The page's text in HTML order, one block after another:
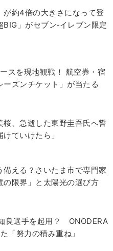
が約4倍の大きさになって登
」がセブン‐イレブン限定
スを現地観戦！ 航空券・宿
ーズンチケット」が当たる
桜、急逝した東野圭吾氏へ誓
ていけたら」
備える？さいたま市で専門家
の限界」と太陽光の選び方
良選手を起用？ ONODERA
「努力の積み重ね」